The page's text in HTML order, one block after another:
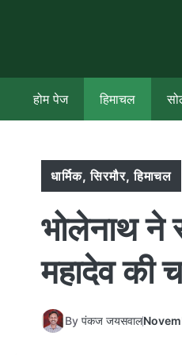
होम पेज हिमाचल
धार्मिक,सिरमौर,हिमाचल
भोलेनाथ ने
महादेव की
By पंकज जयसवाल